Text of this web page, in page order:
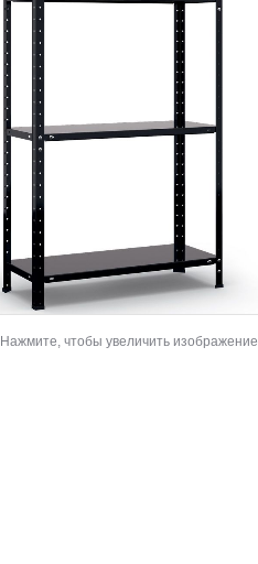
Нажмите, чтобы увеличить изображение